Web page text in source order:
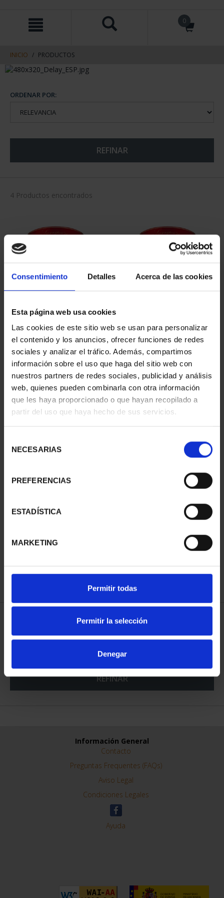
Consentimiento Detalles Acerca de las cookies
Esta página web usa cookies
Las cookies de este sitio web se usan para personalizar
el contenido y los anuncios, ofrecer funciones de redes
sociales y analizar el tráfico. Además, compartimos
información sobre el uso que haga del sitio web con
nuestros partners de redes sociales, publicidad y análisis
web, quienes pueden combinarla con otra información
que les haya proporcionado o que hayan recopilado a
partir del uso que haya hecho de sus servicios.
NECESARIAS
PREFERENCIAS
ESTADÍSTICA
MARKETING
Permitir todas
Permitir la selección
Denegar
contenido
navegacin
0
INICIO PRODUCTOS
ORDENAR POR:
REFINAR
4 Productos encontrados
SUSCRIPCIÓN
CAPITALES DE
PROVINCIA 1
949,00 €
Sólo para usuarios
registrados
SUSCRIPCIÓN
CAPITALES DE
PROVINCIA 2
949,00 €
Sólo para usuarios
registrados
SUSCRIPCIÓN
949,00 €
registrados
SUSCRIPCIÓN
CAPITALES DE
PROVINCIA 4
949,00 €
registrados
REFINAR
Información General
Contacto
Preguntas Frequentes (FAQs)
Aviso Legal
Condiciones Legales
Ayuda